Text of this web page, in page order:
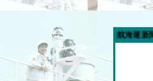
今週の「内航海運新聞」広告スポン